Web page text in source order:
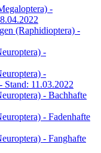
-
(Raphidioptera) -
-
-
11.03.2022
- Bachhafte
- Fadenhafte
- Fanghafte